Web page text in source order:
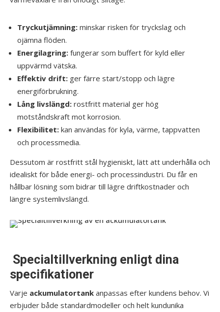
Tryckutjämning: minskar risken för tryckslag och
ojämna flöden.
Energilagring: fungerar som buffert för kyld eller
uppvärmd vätska.
Effektiv drift: ger färre start/stopp och lägre
energiförbrukning.
Lång livslängd: rostfritt material ger hög
motståndskraft mot korrosion.
Flexibilitet: kan användas för kyla, värme, tappvatten
och processmedia.
Dessutom är rostfritt stål hygieniskt, lätt att underhålla och
idealiskt för både energi- och processindustri. Du får en
hållbar lösning som bidrar till lägre driftkostnader och
längre systemlivslängd.
Specialtillverkning enligt dina
specifikationer
Varje ackumulatortank anpassas efter kundens behov. Vi
erbjuder både standardmodeller och helt kundunika